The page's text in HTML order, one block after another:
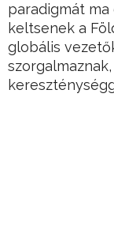
paradigmát
keltsenek a
globális